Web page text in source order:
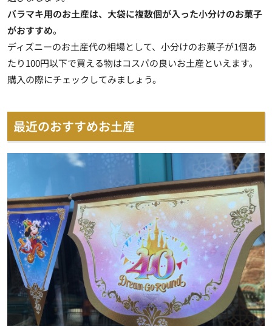
バラマキ用のお土産は、大袋に複数個が入った小分けのお菓子
がおすすめ。
ディズニーのお土産代の相場として、小分けのお菓子が1個あ
たり100円以下で買える物はコスパの良いお土産といえます。
購入の際にチェックしてみましょう。
最近のおすすめお土産